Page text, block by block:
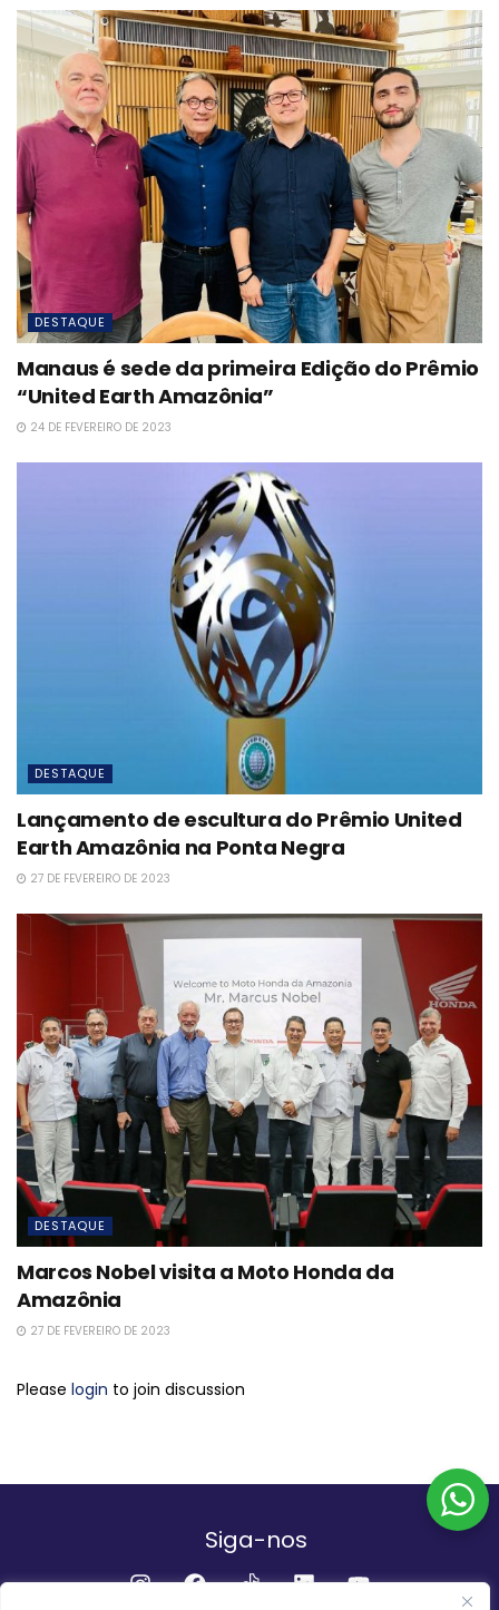
DESTAQUE
Manaus é sede da primeira Edição do Prêmio
“United Earth Amazônia”
24 DE FEVEREIRO DE 2023
DESTAQUE
Lançamento de escultura do Prêmio United
Earth Amazônia na Ponta Negra
27 DE FEVEREIRO DE 2023
DESTAQUE
Marcos Nobel visita a Moto Honda da
Amazônia
27 DE FEVEREIRO DE 2023
Please login to join discussion
Siga-nos